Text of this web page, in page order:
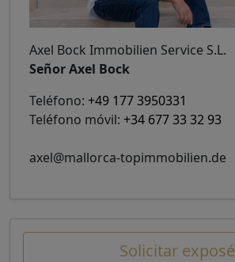
Axel Bock Immobilien Service S.L.
Señor Axel Bock
Teléfono: +49 177 3950331
Teléfono móvil: +34 677 33 32 93
axel@mallorca-topimmobilien.de
Solicitar exposé